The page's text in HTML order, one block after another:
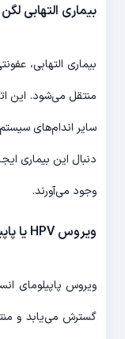
بیماری التهابی لگن
بیماری التهابی،
منتقل می‌شود. این
سایر اندام‌های
دنبال این بیماری
وجود می‌آورند.
ویروس HPV یا پاپیلومای انسانی
ویروس پاپیلومای
گسترش می‌یابد و